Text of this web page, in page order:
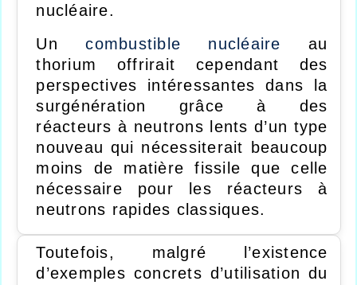
nucléaire.
Uncombustible nucléaire au
thorium offrirait cependant des
perspectives intéressantes dans la
surgénération grâce à des
réacteurs à neutrons lents d’un type
nouveau qui nécessiterait beaucoup
moins de matière fissile que celle
nécessaire pour les réacteurs à
neutrons rapides classiques.
Toutefois, malgré l’existence
d’exemples concrets d’utilisation du